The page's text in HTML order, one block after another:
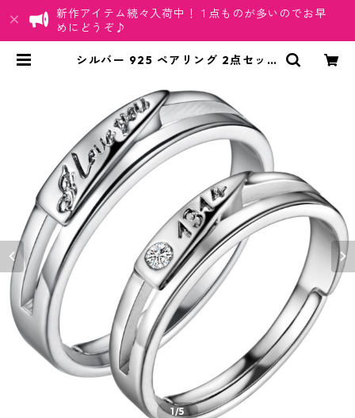
新作アイテム続々入荷中！１点ものが多いのでお早
めにどうぞ♪
シルバー 925 ペアリング 2点セット
る」
1/5